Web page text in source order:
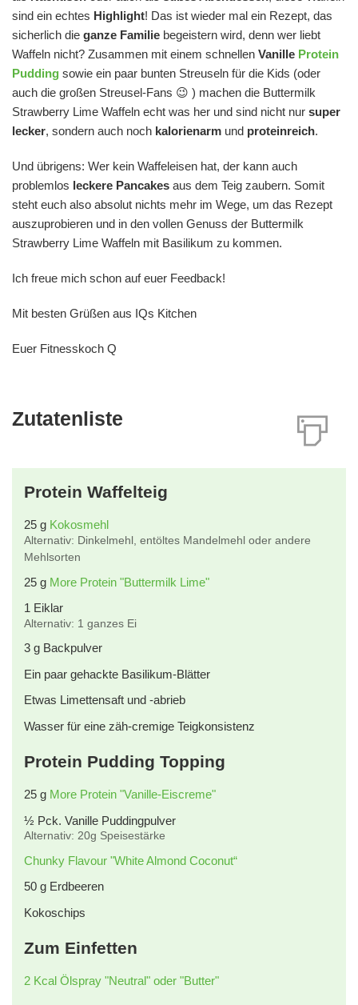
sind ein echtes Highlight! Das ist wieder mal ein Rezept, das
sicherlich die ganze Familie begeistern wird, denn wer liebt
Waffeln nicht? Zusammen mit einem schnellen Vanille Protein
Pudding sowie ein paar bunten Streuseln für die Kids (oder
auch die großen Streusel-Fans 😉 ) machen die Buttermilk
Strawberry Lime Waffeln echt was her und sind nicht nur super
lecker, sondern auch noch kalorienarm und proteinreich.
Und übrigens: Wer kein Waffeleisen hat, der kann auch
problemlos leckere Pancakes aus dem Teig zaubern. Somit
steht euch also absolut nichts mehr im Wege, um das Rezept
auszuprobieren und in den vollen Genuss der Buttermilk
Strawberry Lime Waffeln mit Basilikum zu kommen.
Ich freue mich schon auf euer Feedback!
Mit besten Grüßen aus IQs Kitchen
Euer Fitnesskoch Q
Zutatenliste
Protein Waffelteig
25 g Kokosmehl
Alternativ: Dinkelmehl, entöltes Mandelmehl oder andere
Mehlsorten
25 g More Protein "Buttermilk Lime"
1 Eiklar
Alternativ: 1 ganzes Ei
3 g Backpulver
Ein paar gehackte Basilikum-Blätter
Etwas Limettensaft und -abrieb
Wasser für eine zäh-cremige Teigkonsistenz
Protein Pudding Topping
25 g More Protein "Vanille-Eiscreme"
½ Pck. Vanille Puddingpulver
Alternativ: 20g Speisestärke
Chunky Flavour "White Almond Coconut“
50 g Erdbeeren
Kokoschips
Zum Einfetten
2 Kcal Ölspray "Neutral" oder "Butter"